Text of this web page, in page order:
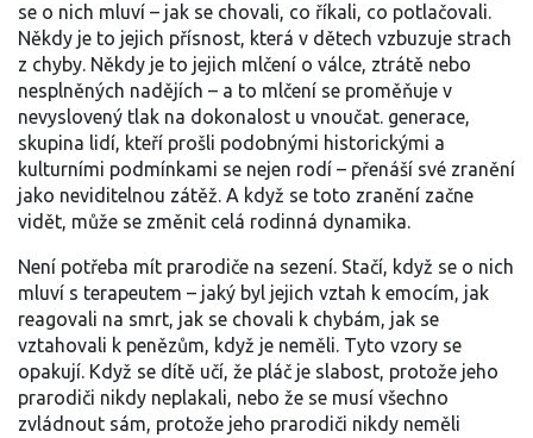
se o nich mluví – jak se chovali, co říkali, co potlačovali.
Někdy je to jejich přísnost, která v dětech vzbuzuje strach
z chyby. Někdy je to jejich mlčení o válce, ztrátě nebo
nesplněných nadějích – a to mlčení se proměňuje v
nevyslovený tlak na dokonalost u vnoučat. generace,
skupina lidí, kteří prošli podobnými historickými a
kulturními podmínkami se nejen rodí – přenáší své zranění
jako neviditelnou zátěž. A když se toto zranění začne
vidět, může se změnit celá rodinná dynamika.
Není potřeba mít prarodiče na sezení. Stačí, když se o nich
mluví s terapeutem – jaký byl jejich vztah k emocím, jak
reagovali na smrt, jak se chovali k chybám, jak se
vztahovali k penězům, když je neměli. Tyto vzory se
opakují. Když se dítě učí, že pláč je slabost, protože jeho
prarodiči nikdy neplakali, nebo že se musí všechno
zvládnout sám, protože jeho prarodiči nikdy neměli